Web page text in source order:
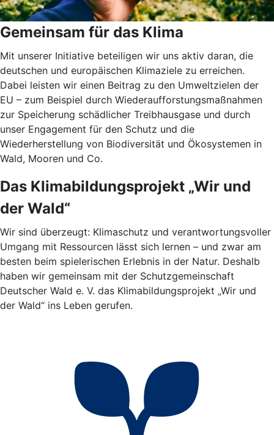
Gemeinsam für das Klima
Mit unserer Initiative beteiligen wir uns aktiv daran, die
deutschen und europäischen Klimaziele zu erreichen.
Dabei leisten wir einen Beitrag zu den Umweltzielen der
EU – zum Beispiel durch Wiederaufforstungsmaßnahmen
zur Speicherung schädlicher Treibhausgase und durch
unser Engagement für den Schutz und die
Wiederherstellung von Biodiversität und Ökosystemen in
Wald, Mooren und Co.
Das Klimabildungsprojekt „Wir und
der Wald“
Wir sind überzeugt: Klimaschutz und verantwortungsvoller
Umgang mit Ressourcen lässt sich lernen – und zwar am
besten beim spielerischen Erlebnis in der Natur. Deshalb
haben wir gemeinsam mit der Schutzgemeinschaft
Deutscher Wald e. V. das Klimabildungsprojekt „Wir und
der Wald“ ins Leben gerufen.